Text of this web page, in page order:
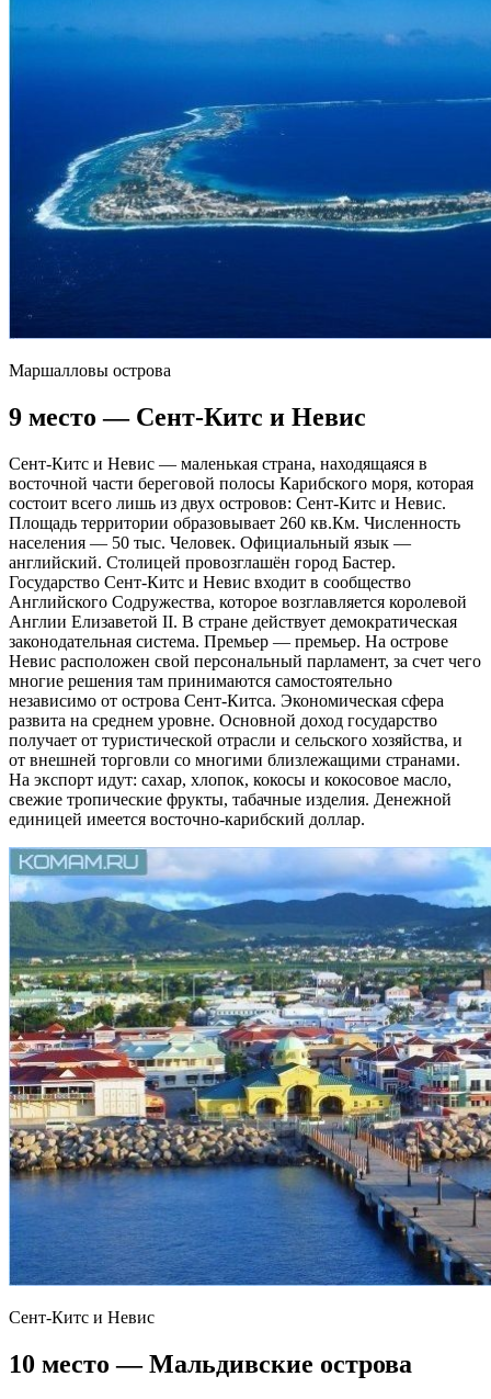
Маршалловы острова
9 место — Сент-Китс и Невис
Сент-Китс и Невис — маленькая страна, находящаяся в
восточной части береговой полосы Карибского моря, которая
состоит всего лишь из двух островов: Сент-Китс и Невис.
Площадь территории образовывает 260 кв.Км. Численность
населения — 50 тыс. Человек. Официальный язык —
английский. Столицей провозглашён город Бастер.
Государство Сент-Китс и Невис входит в сообщество
Английского Содружества, которое возглавляется королевой
Англии Елизаветой II. В стране действует демократическая
законодательная система. Премьер — премьер. На острове
Невис расположен свой персональный парламент, за счет чего
многие решения там принимаются самостоятельно
независимо от острова Сент-Китса. Экономическая сфера
развита на среднем уровне. Основной доход государство
получает от туристической отрасли и сельского хозяйства, и
от внешней торговли со многими близлежащими странами.
На экспорт идут: сахар, хлопок, кокосы и кокосовое масло,
свежие тропические фрукты, табачные изделия. Денежной
единицей имеется восточно-карибский доллар.
Сент-Китс и Невис
10 место — Мальдивские острова